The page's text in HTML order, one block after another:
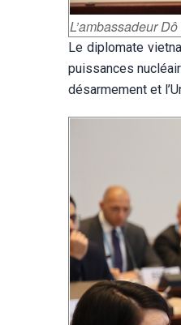
L’ambassadeur
Le diplomate
puissances
désarmement et